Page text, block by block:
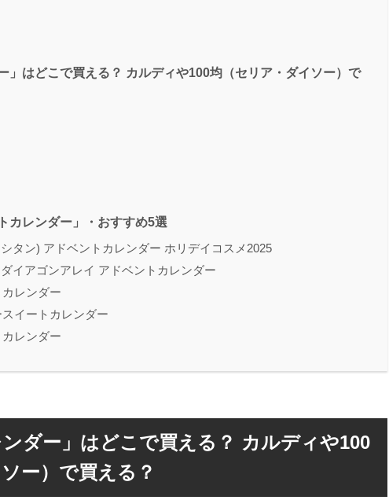
」はどこで買える？ カルディや100均（セリア・ダイソー）で
カレンダー」・おすすめ5選
シタン) アドベントカレンダー ホリデイコスメ2025
イアゴンアレイ アドベントカレンダー
レンダー
イートカレンダー
レンダー
ンダー」はどこで買える？ カルディや100
ー）で買える？